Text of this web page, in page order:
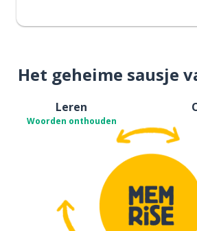
Het geheime sausje
Leren
Woorden onthouden